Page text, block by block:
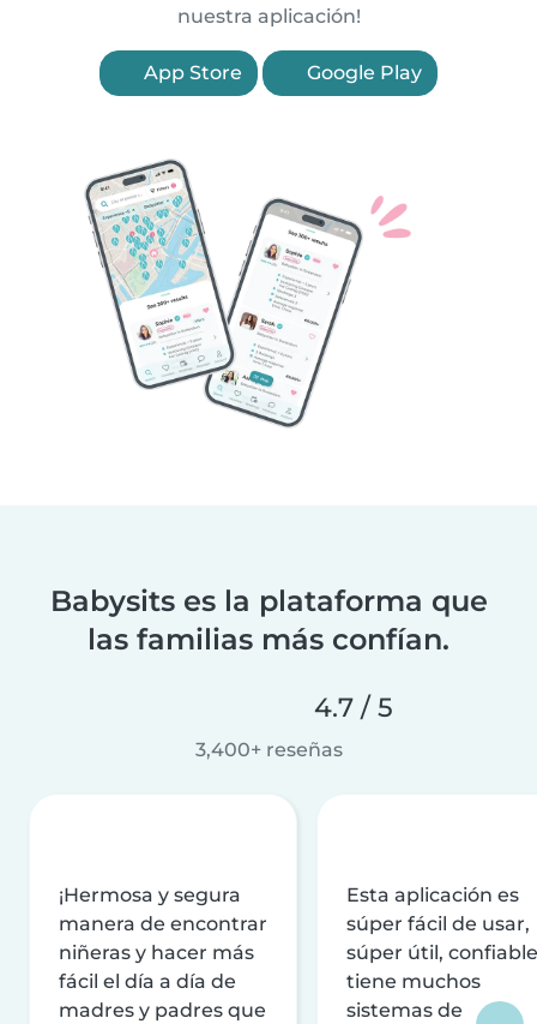
nuestra aplicación!
App Store Google Play
Babysits es la plataforma que
las familias más confían.
4.7 / 5
3,400+ reseñas
¡Hermosa y segura
manera de encontrar
niñeras y hacer más
fácil el día a día de
madres y padres que
Esta aplicación es
súper fácil de usar,
súper útil,
tiene muchos
sistemas de